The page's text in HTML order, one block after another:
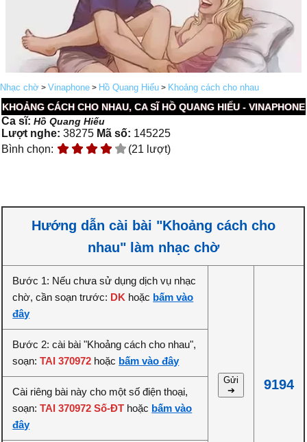
Nhạc chờ > Vinaphone > Hồ Quang Hiếu > Khoảng cách cho nhau
KHOẢNG CÁCH CHO NHAU, CA SĨ HỒ QUANG HIẾU - VINAPHONE
Ca sĩ:Hồ Quang Hiếu
Lượt nghe: 38275 Mã số: 145225
Bình chọn:
(21 lượt)
Hướng dẫn cài bài "Khoảng cách cho
nhau" làm nhạc chờ
Bước 1: Nếu chưa sử dụng dịch vụ nhạc
chờ, cần soạn trước: DK hoặc bấm vào
đây
Gửi
➔
9194
Bước 2: cài bài "Khoảng cách cho nhau",
soạn:TAI 370972 hoặc bấm vào đây
Cài riêng bài này cho một số điện thoại,
soạn:TAI 370972 Số-ĐT hoặc bấm vào
đây